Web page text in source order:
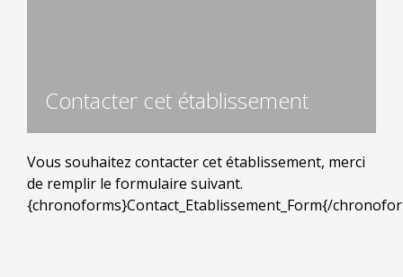
Contacter cet établissement
Vous souhaitez contacter cet établissement, merci
de remplir le formulaire suivant.
{chronoforms}Contact_Etablissement_Form{/